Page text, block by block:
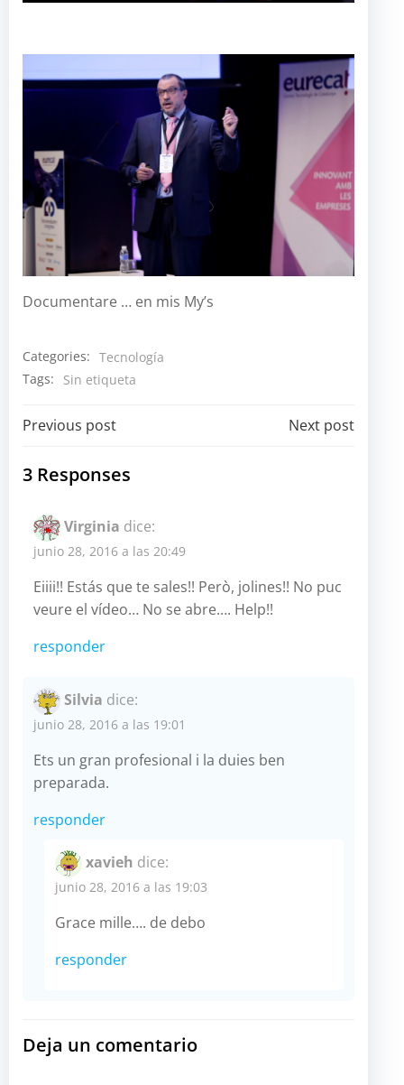
Documentare … en mis My’s
Categories: Tecnología
Tags:
Sin etiqueta
Navegación
por
las
entradas
Previous post
Navegación
Next post
3 Responses
Virginia dice:
junio 28, 2016 a las 20:49
Eiiii!! Estás que te sales!! Però, jolines!! No puc
veure el vídeo… No se abre…. Help!!
responder
Silvia dice:
junio 28, 2016 a las 19:01
Ets un gran profesional i la duies ben
preparada.
responder
xavieh dice:
junio 28, 2016 a las 19:03
Grace mille…. de debo
responder
Deja un comentario